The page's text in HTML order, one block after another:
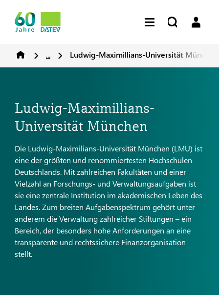
... Ludwig-Maximillians-Universität München
Ludwig-Maximillians-
Universität München
Die Ludwig-Maximilians-Universität München (LMU) ist
eine der größten und renommiertesten Hochschulen
Deutschlands. Mit zahlreichen Fakultäten und einer
Vielzahl an Forschungs- und Verwaltungsaufgaben ist
sie eine zentrale Institution im akademischen Leben des
Landes. Zum breiten Aufgabenspektrum gehört unter
anderem die Verwaltung zahlreicher Stiftungen – ein
Bereich, der besonders hohe Anforderungen an eine
transparente und rechtssichere Finanzorganisation
stellt.